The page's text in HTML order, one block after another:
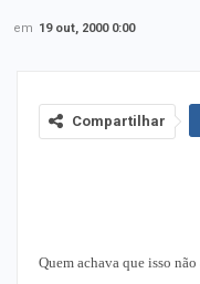
em 19 out, 2000 0:00
Compartilhar
Quem achava que isso